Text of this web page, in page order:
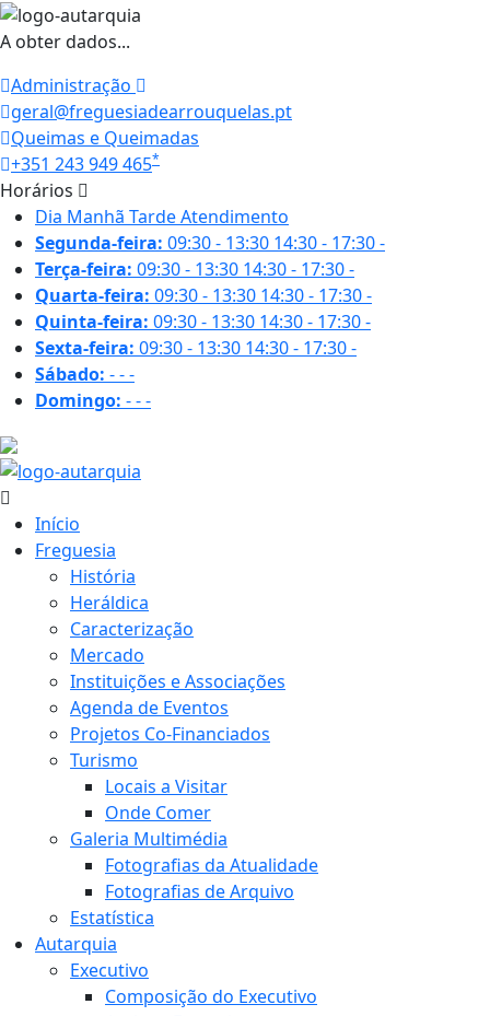
A obter dados...
Administração
geral@freguesiadearrouquelas.pt
Queimas e Queimadas
+351 243 949 465*
Horários
Dia Manhã TardeAtendimento
Segunda-feira: 09:30 - 13:30 14:30 - 17:30-
Terça-feira: 09:30 - 13:30 14:30 - 17:30-
Quarta-feira: 09:30 - 13:30 14:30 - 17:30-
Quinta-feira: 09:30 - 13:30 14:30 - 17:30-
Sexta-feira: 09:30 - 13:30 14:30 - 17:30-
Sábado: ---
Domingo: ---
Início
Freguesia
História
Heráldica
Caracterização
Mercado
Instituições e Associações
Agenda de Eventos
Projetos Co-Financiados
Turismo
Locais a Visitar
Onde Comer
Galeria Multimédia
Fotografias da Atualidade
Fotografias de Arquivo
Estatística
Autarquia
Executivo
Composição do Executivo